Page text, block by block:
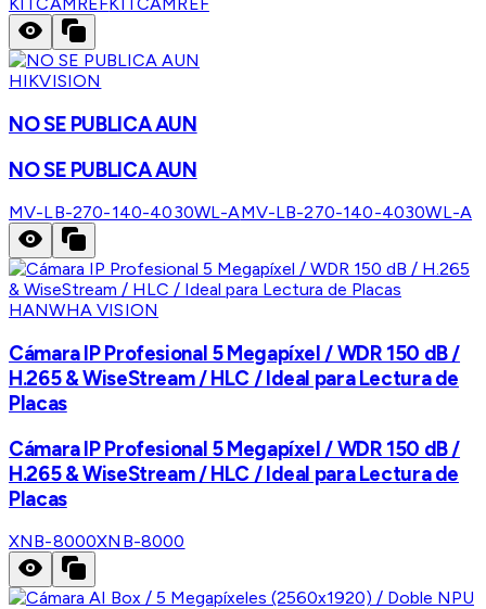
HIKVISION
NO SE PUBLICA AUN
NO SE PUBLICA AUN
MV-LB-270-140-4030WL-AMV-LB-270-140-4030WL-A
HANWHA VISION
Cámara IP Profesional 5 Megapíxel / WDR 150 dB /
H.265 & WiseStream / HLC / Ideal para Lectura de
Placas
Cámara IP Profesional 5 Megapíxel / WDR 150 dB /
H.265 & WiseStream / HLC / Ideal para Lectura de
Placas
XNB-8000XNB-8000